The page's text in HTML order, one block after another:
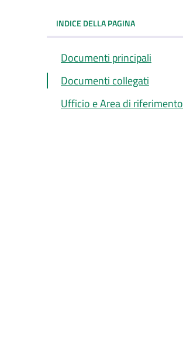
INDICE DELLA PAGINA
Documenti principali
Documenti collegati
Ufficio e Area di riferimento